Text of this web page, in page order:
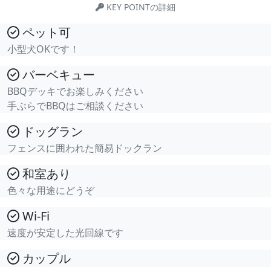
KEY POINTの詳細
ペット可
小型犬OKです！
バーベキュー
BBQデッキでお楽しみください
手ぶらでBBQはご相談ください
ドッグラン
フェンスに囲われた簡易ドックラン
和室あり
色々な用途にどうぞ
Wi-Fi
速度が安定した光回線です
カップル